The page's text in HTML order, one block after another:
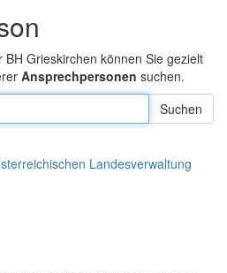
BH Grieskirchen können Sie gezielt
Ansprechpersonen suchen.
Landesverwaltung